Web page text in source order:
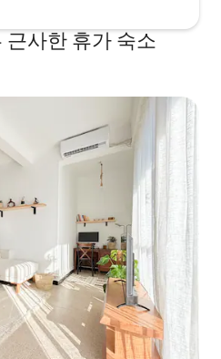
근사한 휴가 숙소